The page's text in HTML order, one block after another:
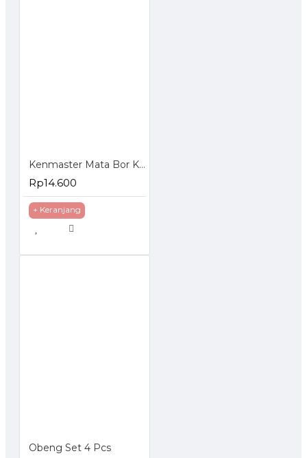
Kenmaster Mata Bor Kayu Drill Bit 13 Pcs
Rp14.600
+ Keranjang
Obeng Set 4 Pcs